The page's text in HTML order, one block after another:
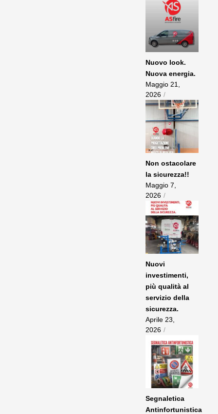
Nuovo look.
Nuova energia.
Maggio 21,
2026 /
Non ostacolare
la sicurezza!!
Maggio 7,
2026 /
Nuovi
investimenti,
più qualità al
servizio della
sicurezza.
Aprile 23,
2026 /
Segnaletica
Antinfortunistica